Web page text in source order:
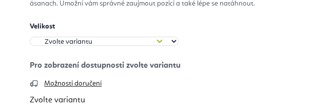
5
ásanach. Umožní vám správné zaujmout pozici a také lépe se natáhnout.
Velikost
Možnosti doručení
Zvolte variantu